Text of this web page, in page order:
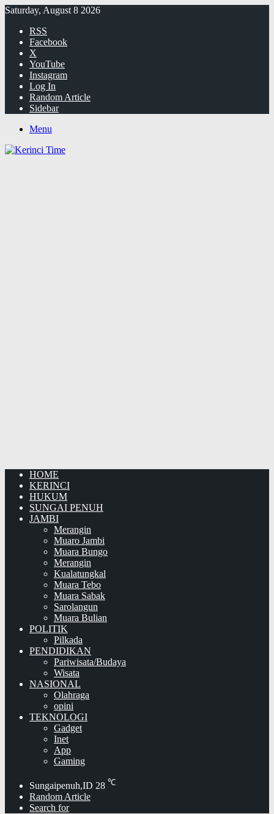
Saturday, August 8 2026
RSS
Facebook
X
YouTube
Instagram
Log In
Random Article
Sidebar
Menu
HOME
KERINCI
HUKUM
SUNGAI PENUH
JAMBI
Merangin
Muaro Jambi
Muara Bungo
Merangin
Kualatungkal
Muara Tebo
Muara Sabak
Sarolangun
Muara Bulian
POLITIK
Pilkada
PENDIDIKAN
Pariwisata/Budaya
Wisata
NASIONAL
Olahraga
opini
TEKNOLOGI
Gadget
Inet
App
Gaming
Sungaipenuh,ID 28 ℃
Random Article
Search for